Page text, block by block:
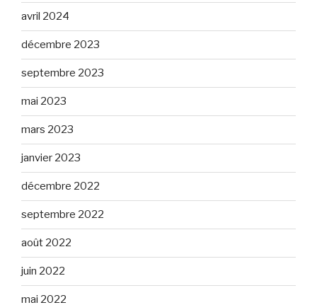
avril 2024
décembre 2023
septembre 2023
mai 2023
mars 2023
janvier 2023
décembre 2022
septembre 2022
août 2022
juin 2022
mai 2022